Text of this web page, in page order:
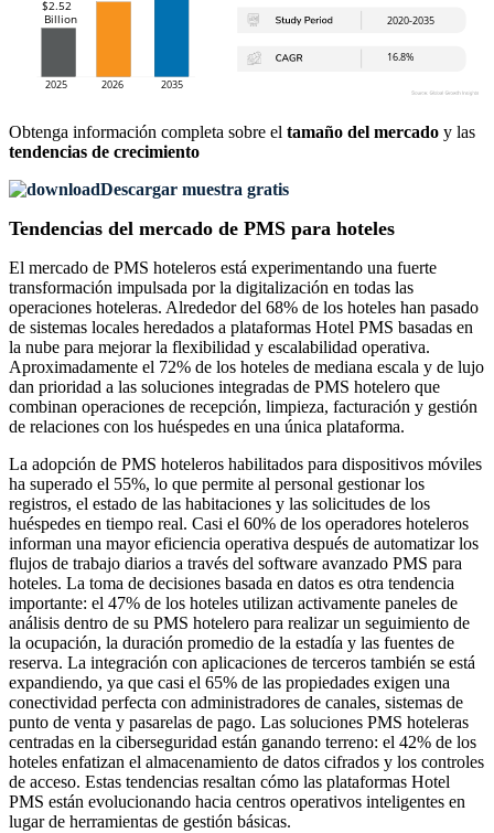
Obtenga información completa sobre el tamaño del mercado y las
tendencias de crecimiento
Descargar muestra gratis
Tendencias del mercado de PMS para hoteles
El mercado de PMS hoteleros está experimentando una fuerte
transformación impulsada por la digitalización en todas las
operaciones hoteleras. Alrededor del 68% de los hoteles han pasado
de sistemas locales heredados a plataformas Hotel PMS basadas en
la nube para mejorar la flexibilidad y escalabilidad operativa.
Aproximadamente el 72% de los hoteles de mediana escala y de lujo
dan prioridad a las soluciones integradas de PMS hotelero que
combinan operaciones de recepción, limpieza, facturación y gestión
de relaciones con los huéspedes en una única plataforma.
La adopción de PMS hoteleros habilitados para dispositivos móviles
ha superado el 55%, lo que permite al personal gestionar los
registros, el estado de las habitaciones y las solicitudes de los
huéspedes en tiempo real. Casi el 60% de los operadores hoteleros
informan una mayor eficiencia operativa después de automatizar los
flujos de trabajo diarios a través del software avanzado PMS para
hoteles. La toma de decisiones basada en datos es otra tendencia
importante: el 47% de los hoteles utilizan activamente paneles de
análisis dentro de su PMS hotelero para realizar un seguimiento de
la ocupación, la duración promedio de la estadía y las fuentes de
reserva. La integración con aplicaciones de terceros también se está
expandiendo, ya que casi el 65% de las propiedades exigen una
conectividad perfecta con administradores de canales, sistemas de
punto de venta y pasarelas de pago. Las soluciones PMS hoteleras
centradas en la ciberseguridad están ganando terreno: el 42% de los
hoteles enfatizan el almacenamiento de datos cifrados y los controles
de acceso. Estas tendencias resaltan cómo las plataformas Hotel
PMS están evolucionando hacia centros operativos inteligentes en
lugar de herramientas de gestión básicas.